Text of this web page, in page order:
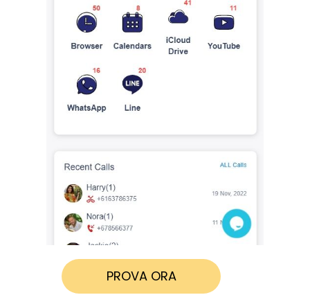
PROVA ORA